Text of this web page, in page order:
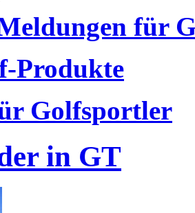
für
Produkte
Golfsportler
in GT